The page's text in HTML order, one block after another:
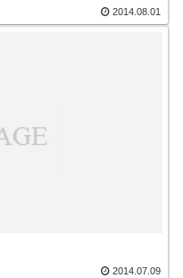
2014.08.01
2014.07.09